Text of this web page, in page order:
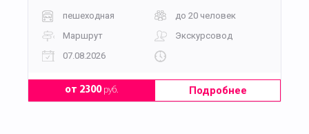
пешеходная
до 20 человек
Маршрут
Экскурсовод
07.08.2026
от 2300руб. Подробнее